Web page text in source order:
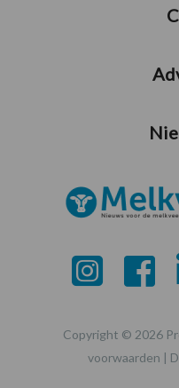
Copyright © 2026
voorwaarden |